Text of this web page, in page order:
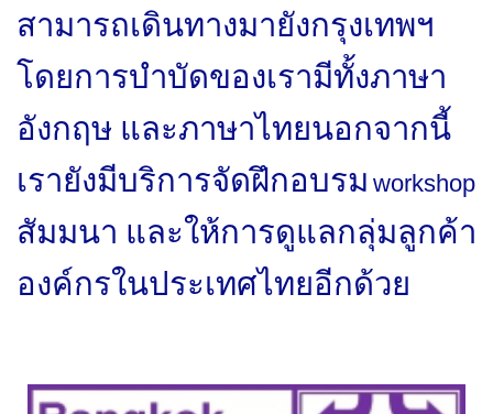
สามารถเดินทางมายังกรุงเทพฯ
โดยการบำบัดของเรามีทั้งภาษา
อังกฤษ และภาษาไทยนอกจากนี้
เรายังมีบริการจัดฝึกอบรม workshop
สัมมนา และให้การดูแลกลุ่มลูกค้า
องค์กรในประเทศไทยอีกด้วย